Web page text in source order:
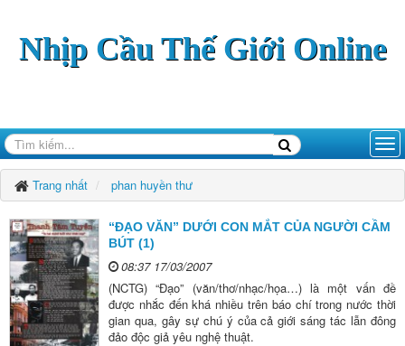
Nhịp Cầu Thế Giới Online
Trang nhất phan huyền thư
“ĐẠO VĂN” DƯỚI CON MẮT CỦA NGƯỜI CẦM
BÚT (1)
08:37 17/03/2007
(NCTG) “Đạo” (văn/thơ/nhạc/họa…) là một vấn đề
được nhắc đến khá nhiều trên báo chí trong nước thời
gian qua, gây sự chú ý của cả giới sáng tác lẫn đông
đảo độc giả yêu nghệ thuật.